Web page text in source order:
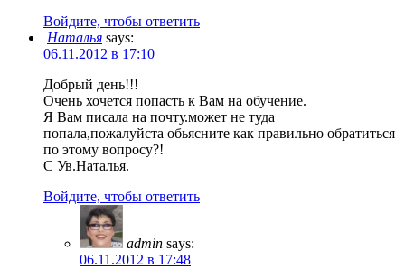
Войдите, чтобы ответить
Наталья says:
06.11.2012 в 17:10
Добрый день!!!
Очень хочется попасть к Вам на обучение.
Я Вам писала на почту.может не туда
попала,пожалуйста обьясните как правильно обратиться
по этому вопросу?!
С Ув.Наталья.
Войдите, чтобы ответить
admin says:
06.11.2012 в 17:48